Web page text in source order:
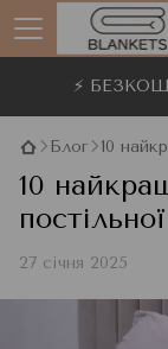
⚡
Блог 10
10
27 січня 2025